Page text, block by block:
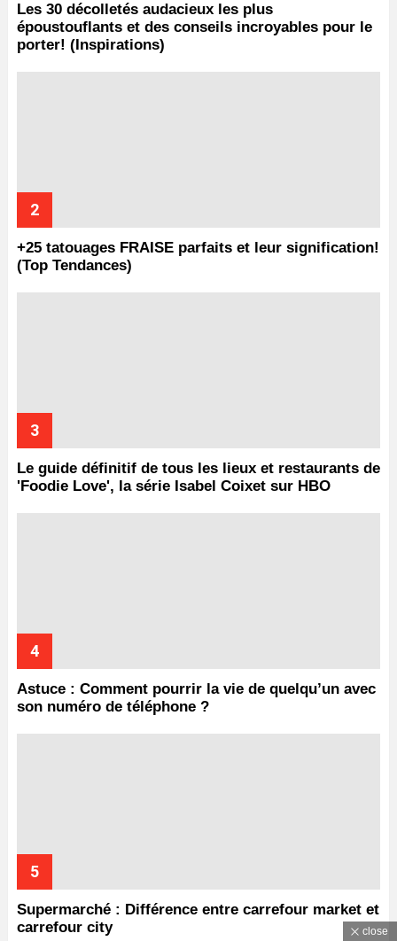
Les 30 décolletés audacieux les plus
époustouflants et des conseils incroyables pour le
porter! (Inspirations)
+25 tatouages ​​FRAISE parfaits et leur signification!
(Top Tendances)
Le guide définitif de tous les lieux et restaurants de
'Foodie Love', la série Isabel Coixet sur HBO
Astuce : Comment pourrir la vie de quelqu’un avec
son numéro de téléphone ?
Supermarché : Différence entre carrefour market et
carrefour city
close